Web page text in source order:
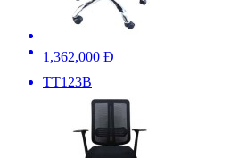
1,362,000 Đ
TT123B